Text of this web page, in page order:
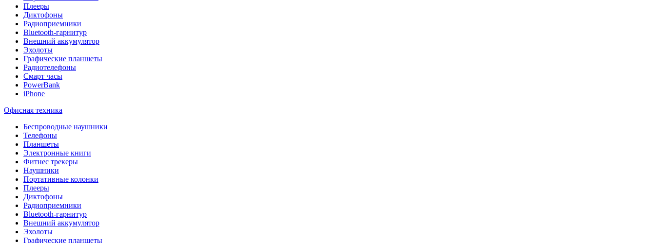
Плееры
Диктофоны
Радиоприемники
Bluetooth-гарнитур
Внешний аккумулятор
Эхолоты
Графические планшеты
Радиотелефоны
Смарт часы
PowerBank
iPhone
Офисная техника
Беспроводные наушники
Телефоны
Планшеты
Электронные книги
Фитнес трекеры
Наушники
Портативные колонки
Плееры
Диктофоны
Радиоприемники
Bluetooth-гарнитур
Внешний аккумулятор
Эхолоты
Графические планшеты